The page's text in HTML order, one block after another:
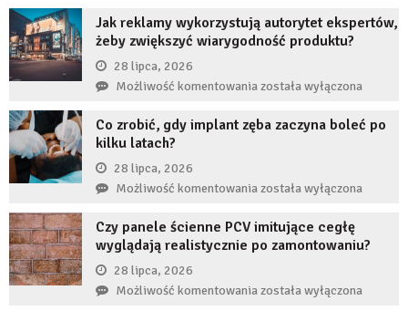
uzupełnię
implantem?
JDG
chroni
przed
komornikiem?
Jak reklamy wykorzystują autorytet ekspertów,
żeby zwiększyć wiarygodność produktu?
28 lipca, 2026
Możliwość komentowaniaJak
wykorzystują
żeby
zwiększyć
wiarygodność
produktu?
została wyłączona
Co zrobić, gdy implant zęba zaczyna boleć po
kilku latach?
28 lipca, 2026
Możliwość komentowaniaCo
gdy
implant
zaczyna
została wyłączona
Czy panele ścienne PCV imitujące cegłę
wyglądają realistycznie po zamontowaniu?
28 lipca, 2026
Możliwość komentowaniaCzy
została wyłączona